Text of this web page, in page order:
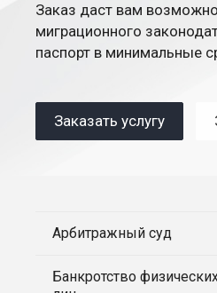
Заказ даст вам
миграционного
паспорт в минимальные
Заказать услугу
Арбитражный суд
Банкротство